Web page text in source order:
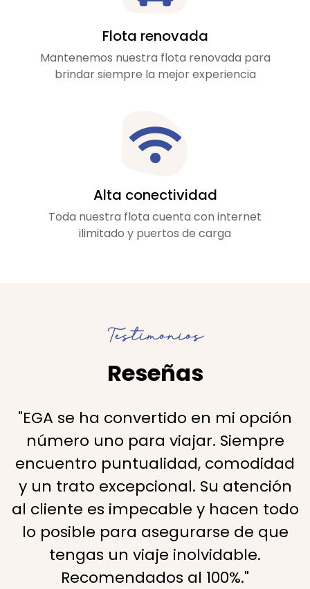
Flota renovada
Mantenemos nuestra flota renovada para
brindar siempre la mejor experiencia
Alta conectividad
Toda nuestra flota cuenta con internet
ilimitado y puertos de carga
Testimonios
Reseñas
"EGA se ha convertido en mi opción
número uno para viajar. Siempre
encuentro puntualidad, comodidad
y un trato excepcional. Su atención
al cliente es impecable y hacen todo
lo posible para asegurarse de que
tengas un viaje inolvidable.
Recomendados al 100%."